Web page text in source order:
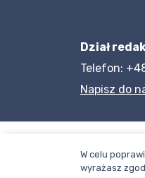
Dział
Telefon:
Napisz do
W celu
wyrażasz